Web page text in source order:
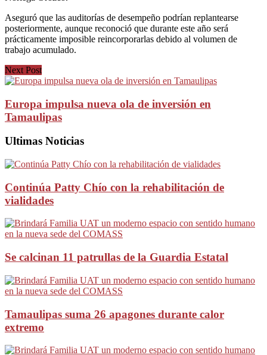
Aseguró que las auditorías de desempeño podrían replantearse
posteriormente, aunque reconoció que durante este año será
prácticamente imposible reincorporarlas debido al volumen de
trabajo acumulado.
Next Post
Europa impulsa nueva ola de inversión en
Tamaulipas
Ultimas Noticias
Continúa Patty Chío con la rehabilitación de
vialidades
Se calcinan 11 patrullas de la Guardia Estatal
Tamaulipas suma 26 apagones durante calor
extremo